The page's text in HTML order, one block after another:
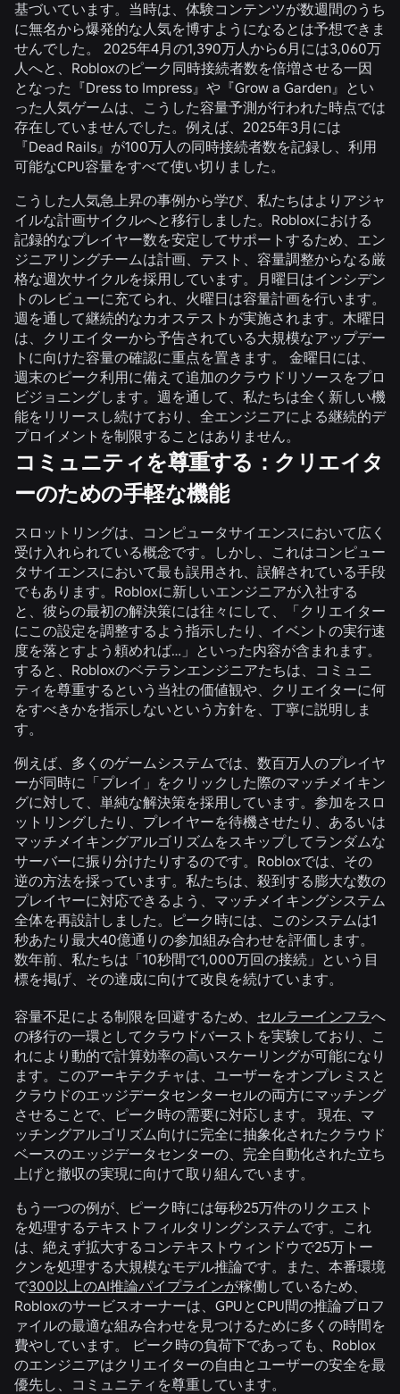
基づいています。当時は、体験コンテンツが数週間のうち
に無名から爆発的な人気を博すようになるとは予想できま
せんでした。 2025年4月の1,390万人から6月には3,060万
人へと、Robloxのピーク同時接続者数を倍増させる一因
となった『Dress to Impress』や『Grow a Garden』とい
った人気ゲームは、こうした容量予測が行われた時点では
存在していませんでした。例えば、2025年3月には
『Dead Rails』が100万人の同時接続者数を記録し、利用
可能なCPU容量をすべて使い切りました。
こうした人気急上昇の事例から学び、私たちはよりアジャ
イルな計画サイクルへと移行しました。Robloxにおける
記録的なプレイヤー数を安定してサポートするため、エン
ジニアリングチームは計画、テスト、容量調整からなる厳
格な週次サイクルを採用しています。月曜日はインシデン
トのレビューに充てられ、火曜日は容量計画を行います。
週を通して継続的なカオステストが実施されます。木曜日
は、クリエイターから予告されている大規模なアップデー
トに向けた容量の確認に重点を置きます。 金曜日には、
週末のピーク利用に備えて追加のクラウドリソースをプロ
ビジョニングします。週を通して、私たちは全く新しい機
能をリリースし続けており、全エンジニアによる継続的デ
プロイメントを制限することはありません。
コミュニティを尊重する：クリエイタ
ーのための手軽な機能
スロットリングは、コンピュータサイエンスにおいて広く
受け入れられている概念です。しかし、これはコンピュー
タサイエンスにおいて最も誤用され、誤解されている手段
でもあります。Robloxに新しいエンジニアが入社する
と、彼らの最初の解決策には往々にして、「クリエイター
にこの設定を調整するよう指示したり、イベントの実行速
度を落とすよう頼めれば…」といった内容が含まれます。
すると、Robloxのベテランエンジニアたちは、コミュニ
ティを尊重するという当社の価値観や、クリエイターに何
をすべきかを指示しないという方針を、丁寧に説明しま
す。
例えば、多くのゲームシステムでは、数百万人のプレイヤ
ーが同時に「プレイ」をクリックした際のマッチメイキン
グに対して、単純な解決策を採用しています。参加をスロ
ットリングしたり、プレイヤーを待機させたり、あるいは
マッチメイキングアルゴリズムをスキップしてランダムな
サーバーに振り分けたりするのです。Robloxでは、その
逆の方法を採っています。私たちは、殺到する膨大な数の
プレイヤーに対応できるよう、マッチメイキングシステム
全体を再設計しました。ピーク時には、このシステムは1
秒あたり最大40億通りの参加組み合わせを評価します。
数年前、私たちは「10秒間で1,000万回の接続」という目
標を掲げ、その達成に向けて改良を続けています。
容量不足による制限を回避するため、 セルラーインフラへ
の移行の一環としてクラウドバーストを実験しており、こ
れにより動的で計算効率の高いスケーリングが可能になり
ます。このアーキテクチャは、ユーザーをオンプレミスと
クラウドのエッジデータセンターセルの両方にマッチング
させることで、ピーク時の需要に対応します。 現在、マ
ッチングアルゴリズム向けに完全に抽象化されたクラウド
ベースのエッジデータセンターの、完全自動化された立ち
上げと撤収の実現に向けて取り組んでいます。
もう一つの例が、ピーク時には毎秒25万件のリクエスト
を処理するテキストフィルタリングシステムです。これ
は、絶えず拡大するコンテキストウィンドウで25万トー
クンを処理する大規模なモデル推論です。また、本番環境
で300以上のAI推論パイプラインが稼働しているため、
Robloxのサービスオーナーは、GPUとCPU間の推論プロフ
ァイルの最適な組み合わせを見つけるために多くの時間を
費やしています。 ピーク時の負荷下であっても、Roblox
のエンジニアはクリエイターの自由とユーザーの安全を最
優先し、コミュニティを尊重しています。